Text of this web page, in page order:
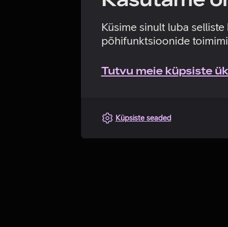
Küsime sinult luba
põhifunktsioonide
Tutvu meie küpsiste
Küpsiste seaded